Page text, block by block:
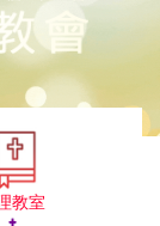
教室